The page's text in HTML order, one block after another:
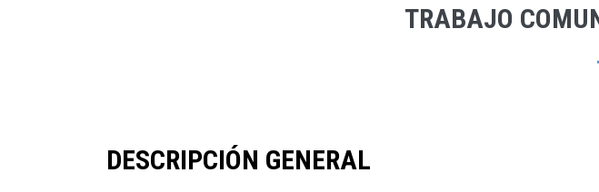
TRABAJO
DESCRIPCIÓN GENERAL